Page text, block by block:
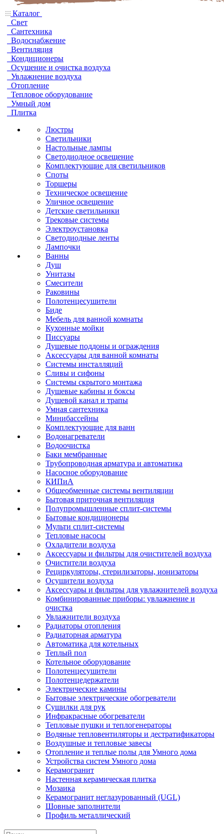
Каталог
Свет
Сантехника
Водоснабжение
Вентиляция
Кондиционеры
Осушение и очистка воздуха
Увлажнение воздуха
Отопление
Тепловое оборудование
Умный дом
Плитка
Люстры
Светильники
Настольные лампы
Светодиодное освещение
Комплектующие для светильников
Споты
Торшеры
Техническое освещение
Уличное освещение
Детские светильники
Трековые системы
Электроустановка
Светодиодные ленты
Лампочки
Ванны
Душ
Унитазы
Смесители
Раковины
Полотенцесушители
Биде
Мебель для ванной комнаты
Кухонные мойки
Писсуары
Душевые поддоны и ограждения
Аксессуары для ванной комнаты
Системы инсталляций
Сливы и сифоны
Системы скрытого монтажа
Душевые кабины и боксы
Душевой канал и трапы
Умная сантехника
Минибассейны
Комплектующие для ванн
Водонагреватели
Водоочистка
Баки мембранные
Трубопроводная арматура и автоматика
Насосное оборудование
КИПиА
Общеобменные системы вентиляции
Бытовая приточная вентиляция
Полупромышленные сплит-системы
Бытовые кондиционеры
Мульти сплит-системы
Тепловые насосы
Охладители воздуха
Аксессуары и фильтры для очистителей воздуха
Очистители воздуха
Рециркуляторы, стерилизаторы, ионизаторы
Осушители воздуха
Аксессуары и фильтры для увлажнителей воздуха
Комбинированные приборы: увлажнение и
очистка
Увлажнители воздуха
Радиаторы отопления
Радиаторная арматура
Автоматика для котельных
Теплый пол
Котельное оборудование
Полотенцесушители
Полотенцедержатели
Электрические камины
Бытовые электрические обогреватели
Сушилки для рук
Инфракрасные обогреватели
Тепловые пушки и теплогенераторы
Водяные тепловентиляторы и дестратификаторы
Воздушные и тепловые завесы
Отопление и теплые полы для Умного дома
Устройства систем Умного дома
Керамогранит
Настенная керамическая плитка
Мозаика
Керамогранит неглазурованный (UGL)
Шовные заполнители
Профиль металлический